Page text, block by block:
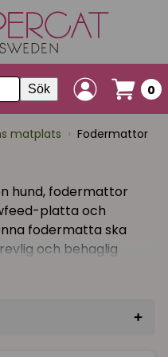
Sök 0
matplats › Fodermattor
hund, fodermattor
platta och
fodermatta ska
och behaglig
äta sin måltid lite
+